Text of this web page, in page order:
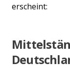
erscheint: